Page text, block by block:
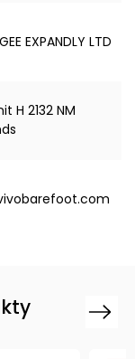
EXPANDLY LTD
H 2132 NM
Next